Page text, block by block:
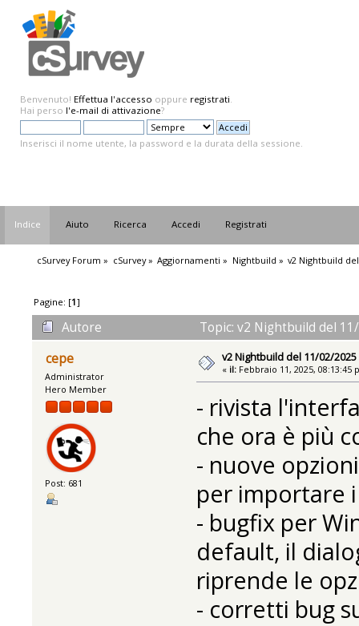
Benvenuto! Effettua l'accesso oppure registrati.
Hai perso l'e-mail di attivazione?
Inserisci il nome utente, la password e la durata della sessione.
Indice Aiuto Ricerca Accedi Registrati
cSurvey Forum » cSurvey» Aggiornamenti » Nightbuild » v2 Nightbuild
Pagine: [1]
Autore
Topic: v2 Nightbuild del
cepe
Administrator
Hero Member
Post: 681
v2 Nightbuild del 11/02/2025
« il: Febbraio 11, 2025, 08:13:45
- rivista
che ora è più
- nuove
per importare
- bugfix per
default, il
riprende le
- corretti bug